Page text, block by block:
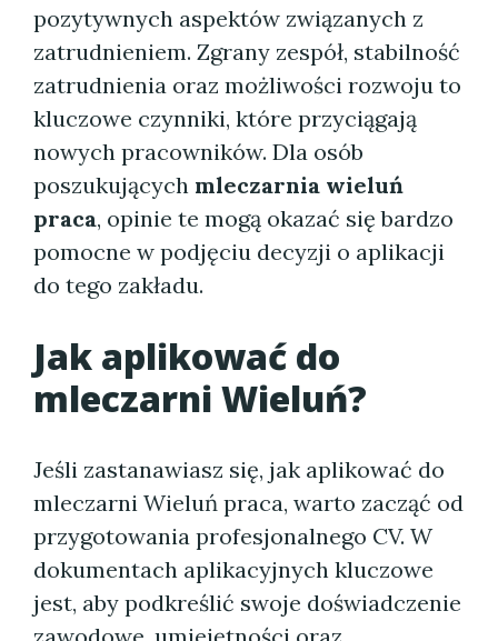
pozytywnych aspektów związanych z
zatrudnieniem. Zgrany zespół, stabilność
zatrudnienia oraz możliwości rozwoju to
kluczowe czynniki, które przyciągają
nowych pracowników. Dla osób
poszukujących mleczarnia wieluń
praca, opinie te mogą okazać się bardzo
pomocne w podjęciu decyzji o aplikacji
do tego zakładu.
Jak aplikować do
mleczarni Wieluń?
Jeśli zastanawiasz się, jak aplikować do
mleczarni Wieluń praca, warto zacząć od
przygotowania profesjonalnego CV. W
dokumentach aplikacyjnych kluczowe
jest, aby podkreślić swoje doświadczenie